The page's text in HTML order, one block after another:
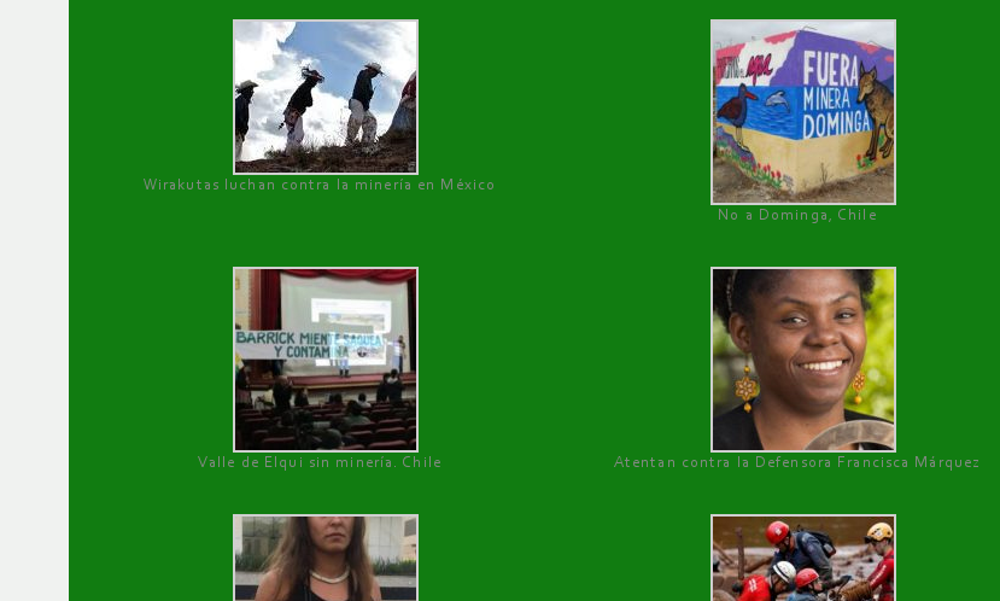
Wirakutas luchan contra la minería en México
No a Dominga, Chile
Valle de Elqui sin minería. Chile Atentan contra la Defensora Francisca Márquez